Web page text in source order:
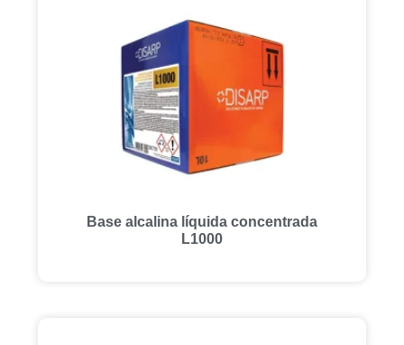
Base alcalina líquida concentrada
L1000